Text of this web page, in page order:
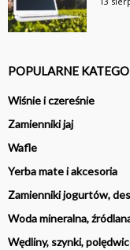
POPULARNE
Wiśnie i czereśnie
Zamienniki jaj
Wafle
Yerba mate i akcesoria
Zamienniki jogurtów,
Woda mineralna,
Wędliny, szynki,